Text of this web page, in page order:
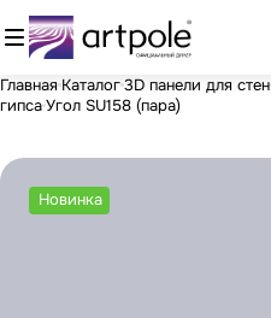
Главная Каталог3D панели для стен
гипсаУгол SU158 (пара)
Новинка